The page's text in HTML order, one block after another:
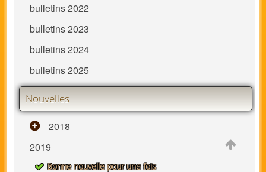
bulletins 2022
bulletins 2023
bulletins 2024
bulletins 2025
Nouvelles
2018
2019
Bonne nouvelle pour une fois